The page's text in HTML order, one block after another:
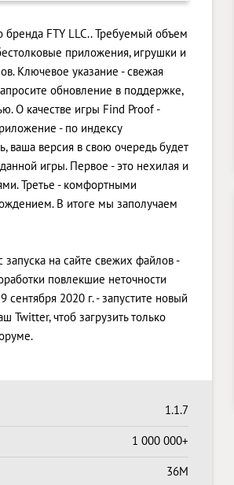
бренда FTY LLC.. Требуемый объем
приложения, игрушки и
Ключевое указание - свежая
обновление в поддержке,
О качестве игры Find Proof -
- по индексу
ваша версия в свою очередь будет
игры. Первое - это нехилая и
Третье - комфортными
В итоге мы заполучаем
на сайте свежих файлов -
повлекшие неточности
2020 г. - запустите новый
чтоб загрузить только
1.1.7
1 000 000+
36M